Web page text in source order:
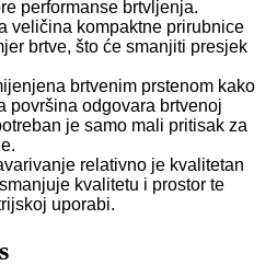
performanse brtvljenja.
veličina kompaktne prirubnice
brtve, što će smanjiti presjek
brtvenim prstenom kako
površina odgovara brtvenoj
je samo mali pritisak za
relativno je kvalitetan
kvalitetu i prostor te
uporabi.